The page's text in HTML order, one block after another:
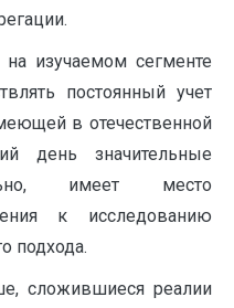
на изучаемом сегменте
постоянный учет
в отечественной
день значительные
имеет место
к исследованию
подхода.
сложившиеся реалии